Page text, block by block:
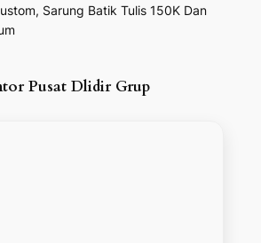
Sarung Batik Tulis 150K Dan
Pusat Dlidir Grup